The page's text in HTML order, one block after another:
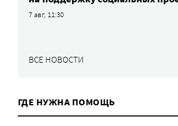
7 авг, 11:30
ВСЕ НОВОСТИ
ГДЕ НУЖНА ПОМОЩЬ